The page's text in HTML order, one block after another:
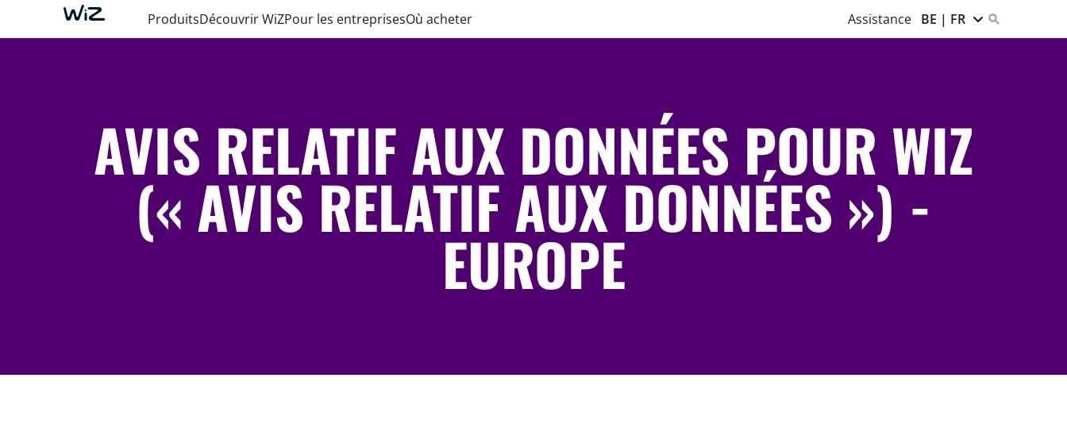
ProduitsDécouvrir WiZPour les entreprisesOù acheter Assistance BE | FR
AVIS RELATIF AUX DONNÉES POUR WIZ
(« AVIS RELATIF AUX DONNÉES ») -
EUROPE